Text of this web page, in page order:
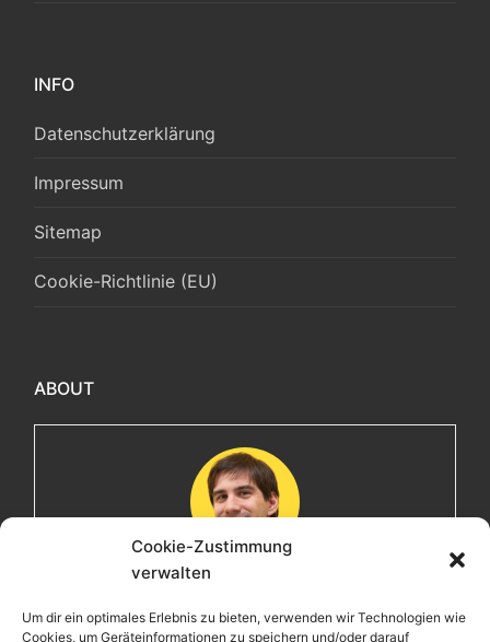
Cookie-Zustimmung
verwalten
Um dir ein optimales Erlebnis zu bieten, verwenden wir Technologien wie
Cookies, um Geräteinformationen zu speichern und/oder darauf
INFO
Datenschutzerklärung
Impressum
Sitemap
Cookie-Richtlinie (EU)
ABOUT